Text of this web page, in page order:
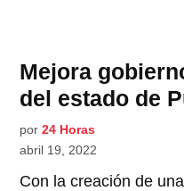
Mejora
del estado de
por 24 Horas
abril 19, 2022
Con la creación de